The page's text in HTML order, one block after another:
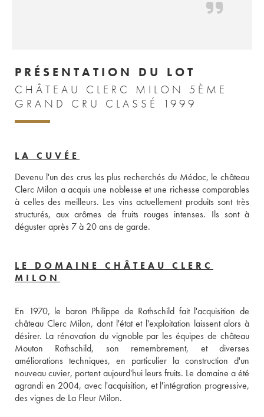
PRÉSENTATION DU LOT
CHÂTEAU CLERC MILON 5ÈME
GRAND CRU CLASSÉ 1999
LA CUVÉE
Devenu l'un des crus les plus recherchés du Médoc, le château
Clerc Milon a acquis une noblesse et une richesse comparables
à celles des meilleurs. Les vins actuellement produits sont très
structurés, aux arômes de fruits rouges intenses. Ils sont à
déguster après 7 à 20 ans de garde.
LE DOMAINE CHÂTEAU CLERC
MILON
En 1970, le baron Philippe de Rothschild fait l'acquisition de
château Clerc Milon, dont l'état et l'exploitation laissent alors à
désirer. La rénovation du vignoble par les équipes de château
Mouton Rothschild, son remembrement, et diverses
améliorations techniques, en particulier la construction d'un
nouveau cuvier, portent aujourd'hui leurs fruits. Le domaine a été
agrandi en 2004, avec l'acquisition, et l'intégration progressive,
des vignes de La Fleur Milon.